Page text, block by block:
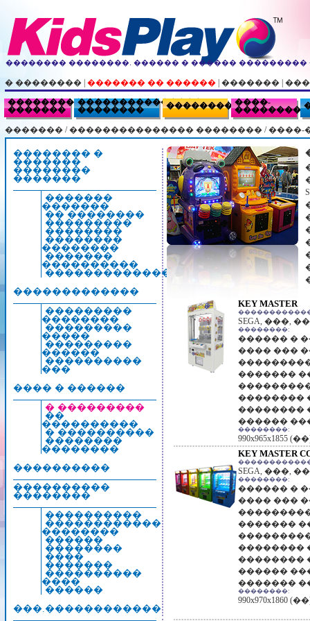
�������� ��������. ������ � ������ ��������� -
� �������� ������� �� ������ �������
�����������
�������
���������������
�������� �����������
����-
������� /��������������� �������� /����-
�������� �
�������
��������
�������
�������
�������
�� ��������
���������
��������
��������
��������
�������
����������
�������������
�������������
���������
��������
���������
�����
���������
������
����������
���
���� � ������
� ���������
��
����������
� ����������
��������
��������
����������
����������
��������
����������
������������
��������
������
��������
����
�������
����������
����
������
���.������������
KEY MASTER
SEGA, ���,
��������:
������ �
���� ���
�������
��������
��������
������
��������:
990x965x1855
KEY MASTER
SEGA, ���,
��������:
������ �
���� ���
�������
��������
��������
������
�������
��������:
990x970x1860